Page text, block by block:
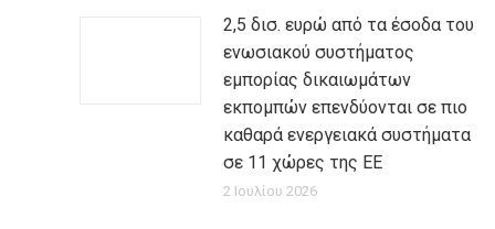
2,5 δισ. ευρώ από τα έσοδα του
ενωσιακού συστήματος
εμπορίας δικαιωμάτων
εκπομπών επενδύονται σε πιο
καθαρά ενεργειακά συστήματα
σε 11 χώρες της ΕΕ
2 Ιουλίου 2026